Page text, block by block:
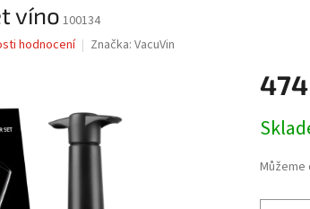
víno 100134
hodnocení Značka: VacuVin
cena:
Můžeme